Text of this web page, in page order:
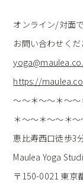
オンライン/対面
お問い合わせくだ
https://
～～＊～～＊～
＊～～＊～～＊
恵比寿西口徒歩3
Maulea Yoga
〒 150-0021 東京